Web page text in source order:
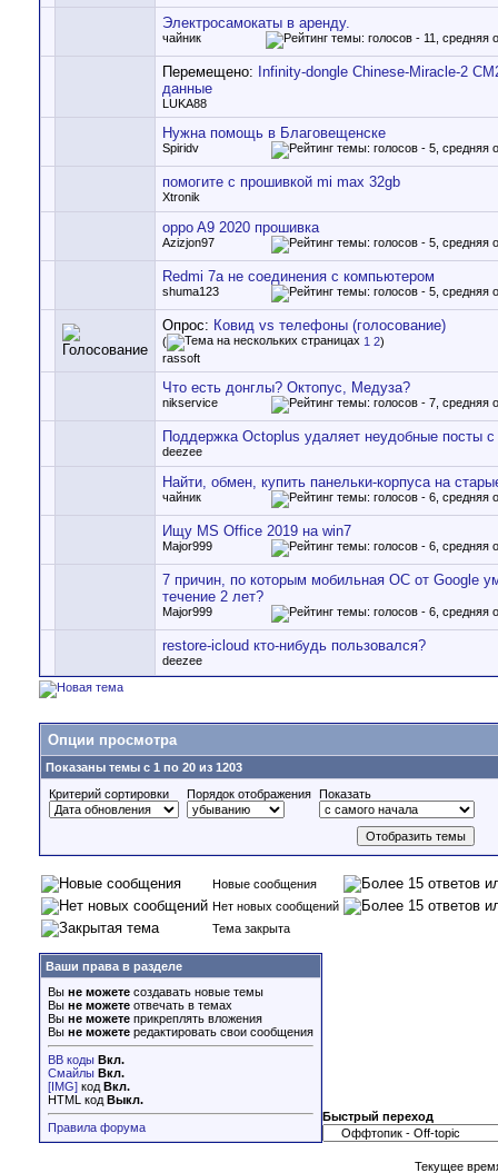
Электросамокаты в аренду.
чайник
Перемещено: Infinity-dongle Chinese-Miracle-2
данные
LUKA88
Нужна помощь в Благовещенске
Spiridv
помогите с прошивкой mi max 32gb
Xtronik
oppo A9 2020 прошивка
Azizjon97
Redmi 7a не соединения с компьютером
shuma123
Опрос: Ковид vs телефоны (голосование)
( 1 2)
rassoft
Что есть донглы? Октопус, Медуза?
nikservice
Поддержка Octoplus удаляет неудобные посты с
deezee
Найти, обмен, купить панельки-корпуса на
чайник
Ищу MS Office 2019 на win7
Major999
7 причин, по которым мобильная ОС от Google
течение 2 лет?
Major999
restore-icloud кто-нибудь пользовался?
deezee
Опции просмотра
Показаны темы с 1 по 20 из 1203
Критерий сортировки
Порядок отображения Показать
Новые сообщения
Нет новых сообщений
Тема закрыта
Ваши права в разделе
Вы не можете создавать новые темы
Вы не можете отвечать в темах
Вы не можете прикреплять вложения
Вы не можете редактировать свои сообщения
BB коды Вкл.
Смайлы Вкл.
[IMG] код Вкл.
HTML код Выкл.
Правила форума
Быстрый переход
Текущее